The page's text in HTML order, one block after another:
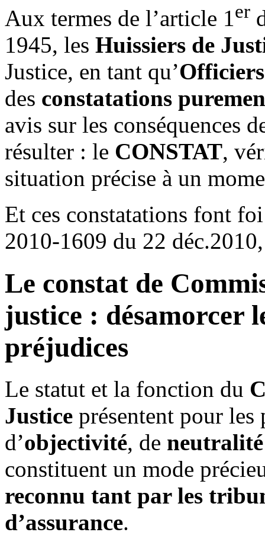
Aux termes de l’article 1er
1945, les Huissiers de
Justice, en tant qu’
des constatations
avis sur les conséquences
résulter : le CONSTAT,
situation précise à un
Et ces constatations font
2010-1609 du 22
Le constat de
justice : désamorcer
préjudices
Le statut et la fonction du
Justice présentent pour
d’objectivité, de neutralité
constituent un mode
reconnu tant par les
d’assurance.